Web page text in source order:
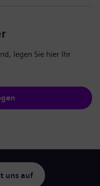
legen Sie hier Ihr
uns auf